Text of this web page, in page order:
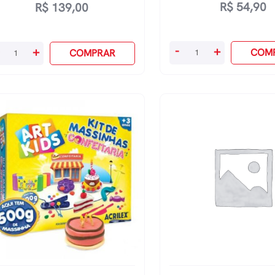
R$139,00
+ COMPRAR
R$54,90
Kit
- +